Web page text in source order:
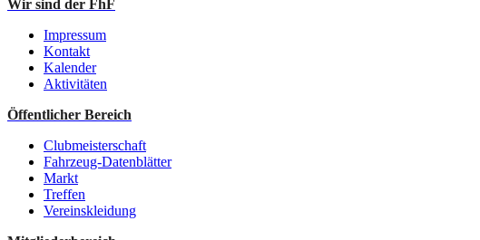
Wir sind der FhF
Impressum
Kontakt
Kalender
Aktivitäten
Öffentlicher Bereich
Clubmeisterschaft
Fahrzeug-Datenblätter
Markt
Treffen
Vereinskleidung